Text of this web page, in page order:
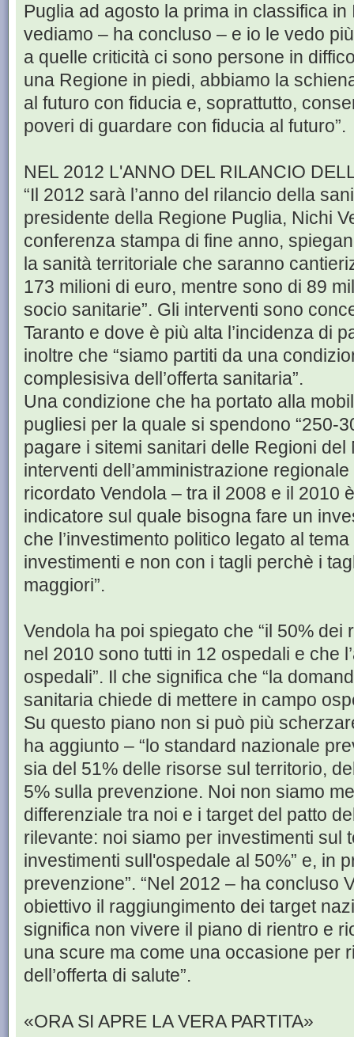
Puglia ad agosto la prima in classifica in
vediamo – ha concluso – e io le vedo
a quelle criticità ci sono persone in
una Regione in piedi, abbiamo la
al futuro con fiducia e, soprattutto,
poveri di guardare con fiducia al futuro”.
NEL 2012 L'ANNO DEL RILANCIO
“Il 2012 sarà l’anno del rilancio della
presidente della Regione Puglia, Nichi
conferenza stampa di fine anno,
la sanità territoriale che saranno
173 milioni di euro, mentre sono di 89
socio sanitarie”. Gli interventi sono
Taranto e dove è più alta l’incidenza di
inoltre che “siamo partiti da una
complesisiva dell’offerta sanitaria”.
Una condizione che ha portato alla
pugliesi per la quale si spendono “250-
pagare i sitemi sanitari delle Regioni del
interventi dell’amministrazione
ricordato Vendola – tra il 2008 e il 2010
indicatore sul quale bisogna fare un
che l’investimento politico legato al
investimenti e non con i tagli perchè i
maggiori”.
Vendola ha poi spiegato che “il 50% dei
nel 2010 sono tutti in 12 ospedali e che
ospedali”. Il che significa che “la
sanitaria chiede di mettere in campo
Su questo piano non si può più
ha aggiunto – “lo standard nazionale
sia del 51% delle risorse sul territorio,
5% sulla prevenzione. Noi non siamo
differenziale tra noi e i target del patto
rilevante: noi siamo per investimenti sul
investimenti sull'ospedale al 50%” e, in
prevenzione”. “Nel 2012 – ha concluso
obiettivo il raggiungimento dei target
significa non vivere il piano di rientro e
una scure ma come una occasione per
dell’offerta di salute”.
«ORA SI APRE LA VERA PARTITA»